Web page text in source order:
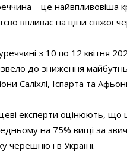
– це найвпливовіша
впливає на ціни свіжої
з 10 по 12 квітня
до зниження
Саліхлі, Іспарта та
експерти оцінюють, що
на 75% вищі за
черешню і в Україні.